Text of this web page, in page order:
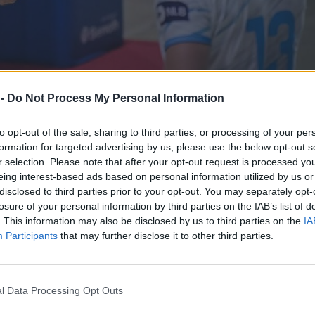
Do Not Process My Personal Information
opt-out of the sale, sharing to third parties, or processing of your
for targeted advertising by us, please use the below opt-out
selection. Please note that after your opt-out request is processed
interest-based ads based on personal information utilized by us
to third parties prior to your opt-out. You may separately
of your personal information by third parties on the IAB’s list of
This information may also be disclosed by us to third parties on the
Participants that may further disclose it to other third parties.
Data Processing Opt Outs
Nik Mujanović è un nuovo
e alto206 centimetri,
del Tours.
squadra delCalcit
disputato quattro stagioni
MEVZA League .
conVero Volley Monza,
CEV Cup. L'anno
poi all'Alterna Stade
scudetto.